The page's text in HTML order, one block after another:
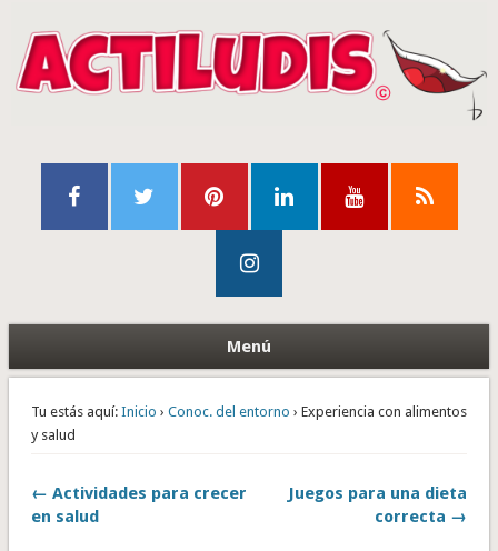
Menú
Tu estás aquí: Inicio › Conoc. del entorno › Experiencia con alimentos
y salud
← Actividades para crecer
en salud
Juegos para una dieta
correcta →